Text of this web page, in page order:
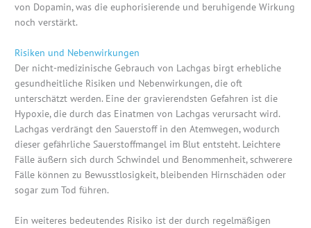
von Dopamin, was die euphorisierende und beruhigende Wirkung
noch verstärkt.
Risiken und Nebenwirkungen
Der nicht-medizinische Gebrauch von Lachgas birgt erhebliche
gesundheitliche Risiken und Nebenwirkungen, die oft
unterschätzt werden. Eine der gravierendsten Gefahren ist die
Hypoxie, die durch das Einatmen von Lachgas verursacht wird.
Lachgas verdrängt den Sauerstoff in den Atemwegen, wodurch
dieser gefährliche Sauerstoffmangel im Blut entsteht. Leichtere
Fälle äußern sich durch Schwindel und Benommenheit, schwerere
Fälle können zu Bewusstlosigkeit, bleibenden Hirnschäden oder
sogar zum Tod führen.
Ein weiteres bedeutendes Risiko ist der durch regelmäßigen